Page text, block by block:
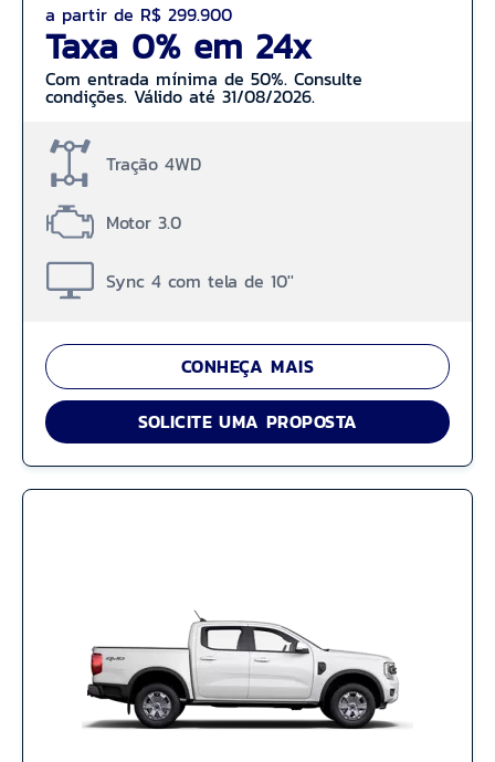
a partir de R$ 299.900
Taxa 0% em 24x
Com entrada mínima de 50%. Consulte
condições. Válido até 31/08/2026.
Tração 4WD
Motor 3.0
Sync 4 com tela de 10''
CONHEÇA MAIS
SOLICITE UMA PROPOSTA